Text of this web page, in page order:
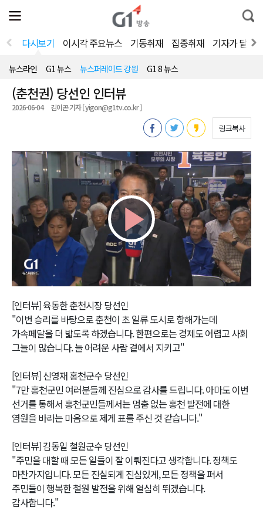
전
체
뉴
열
통
합
색
다시보기 이시각 주요뉴스 기동취재 집중취재 기자가 달려
뉴스라인 G1 뉴스 뉴스퍼레이드 강원 G1 8 뉴스
(춘천권) 당선인 인터뷰
2026-06-04 김이곤 기자 [ yigon@g1tv.co.kr ]
링크복사
Play
Video
[인터뷰] 육동한 춘천시장 당선인
"이번 승리를 바탕으로 춘천이 초 일류 도시로 향해가는데
가속페달을 더 밟도록 하겠습니다. 한편으로는 경제도 어렵고 사회
그늘이 많습니다. 늘 어려운 사람 곁에서 지키고"
[인터뷰] 신영재 홍천군수 당선인
"7만 홍천군민 여러분들께 진심으로 감사를 드립니다. 아마도 이번
선거를 통해서 홍천군민들께서는 멈춤 없는 홍천 발전에 대한
염원을 바라는 마음으로 제게 표를 주신 것 같습니다."
[인터뷰] 김동일 철원군수 당선인
"주민을 대할 때 모든 일들이 잘 이뤄진다고 생각합니다. 정책도
마찬가지입니다. 모든 진실되게 진심있게, 모든 정책을 펴서
주민들이 행복한 철원 발전을 위해 열심히 뛰겠습니다.
감사합니다."